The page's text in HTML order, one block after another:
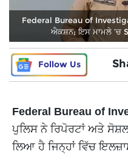
Federal Bureau of
ਐਕਸ਼ਨ; ਇਸ ਮਾਮਲੇ ’ਚ
Follow Us
Federal Bureau of
ਪੁਲਿਸ ਨੇ ਰਿਪੋਰਟਾਂ ਅਤੇ
ਲਿਆ ਹੈ ਜਿਨ੍ਹਾਂ ਵਿੱਚ